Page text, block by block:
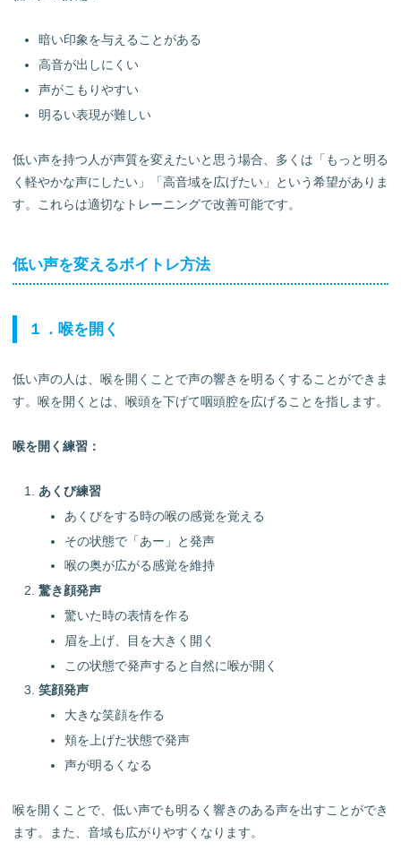
暗い印象を与えることがある
高音が出しにくい
声がこもりやすい
明るい表現が難しい
低い声を持つ人が声質を変えたいと思う場合、多くは「もっと明る
く軽やかな声にしたい」「高音域を広げたい」という希望がありま
す。これらは適切なトレーニングで改善可能です。
低い声を変えるボイトレ方法
１．喉を開く
低い声の人は、喉を開くことで声の響きを明るくすることができま
す。喉を開くとは、喉頭を下げて咽頭腔を広げることを指します。
喉を開く練習：
あくび練習
あくびをする時の喉の感覚を覚える
その状態で「あー」と発声
喉の奥が広がる感覚を維持
驚き顔発声
驚いた時の表情を作る
眉を上げ、目を大きく開く
この状態で発声すると自然に喉が開く
笑顔発声
大きな笑顔を作る
頬を上げた状態で発声
声が明るくなる
喉を開くことで、低い声でも明るく響きのある声を出すことができ
ます。また、音域も広がりやすくなります。